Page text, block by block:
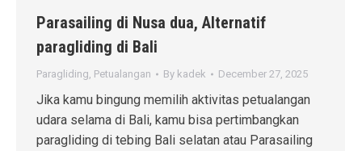
Parasailing di Nusa dua, Alternatif
paragliding di Bali
Paragliding Petualangan By kadek December 27, 2025
Jika kamu bingung memilih aktivitas petualangan
udara selama di Bali, kamu bisa pertimbangkan
paragliding di tebing Bali selatan atau Parasailing